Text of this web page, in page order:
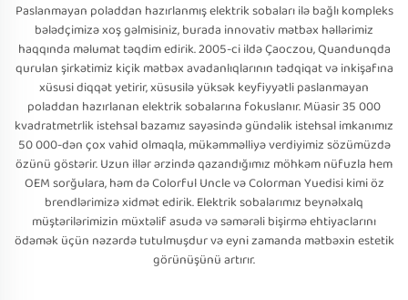
Paslanmayan poladdan hazırlanmış elektrik sobaları ilə bağlı kompleks
bələdçimizə xoş gəlmisiniz, burada innovativ mətbəx həllərimiz
haqqında məlumat təqdim edirik. 2005-ci ildə Çaoczou, Quandunqda
qurulan şirkətimiz kiçik mətbəx avadanlıqlarının tədqiqat və inkişafına
xüsusi diqqət yetirir, xüsusilə yüksək keyfiyyətli paslanmayan
poladdan hazırlanan elektrik sobalarına fokuslanır. Müasir 35 000
kvadratmetrlik istehsal bazamız sayəsində gündəlik istehsal imkanımız
50 000-dən çox vahid olmaqla, mükəmməlliyə verdiyimiz sözümüzdə
özünü göstərir. Uzun illər ərzində qazandığımız möhkəm nüfuzla hem
OEM sorğulara, həm də Colorful Uncle və Colorman Yuedisi kimi öz
brendlərimizə xidmət edirik. Elektrik sobalarımız beynəlxalq
müştərilərimizin müxtəlif asudə və səmərəli bişirmə ehtiyaclarını
ödəmək üçün nəzərdə tutulmuşdur və eyni zamanda mətbəxin estetik
görünüşünü artırır.